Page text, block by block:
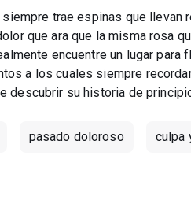
siempre trae espinas que llevan
que ara que la misma rosa
encuentre un lugar
a los cuales siempre
descubrir su historia de
pasado doloroso culpa